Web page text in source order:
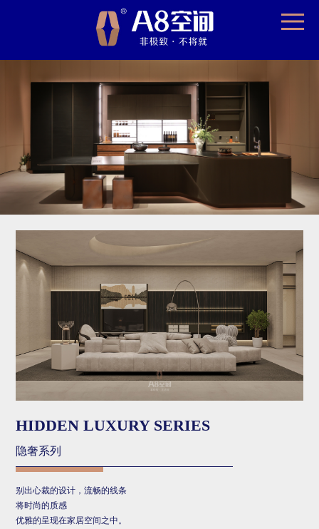
HIDDEN LUXURY SERIES
隐奢系列
别出心裁的设计，流畅的线条
将时尚的质感
优雅的呈现在家居空间之中。